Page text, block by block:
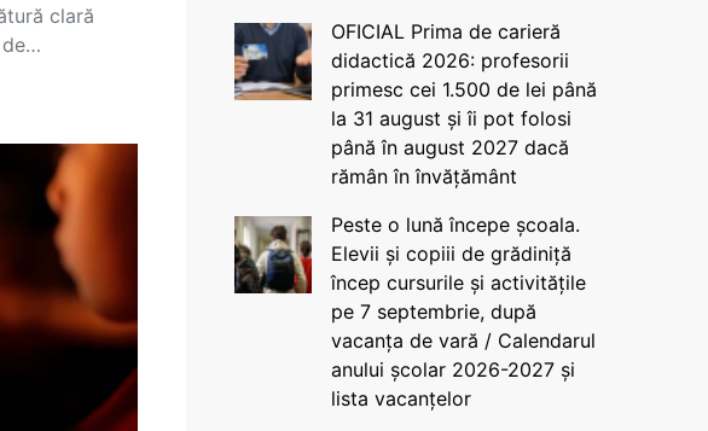
clară
de…
OFICIAL Prima de carieră
didactică 2026: profesorii
primesc cei 1.500 de lei până
la 31 august și îi pot folosi
până în august 2027 dacă
rămân în învățământ
Peste o lună începe școala.
Elevii și copiii de grădiniță
încep cursurile și activitățile
pe 7 septembrie, după
vacanța de vară / Calendarul
anului școlar 2026-2027 și
lista vacanțelor